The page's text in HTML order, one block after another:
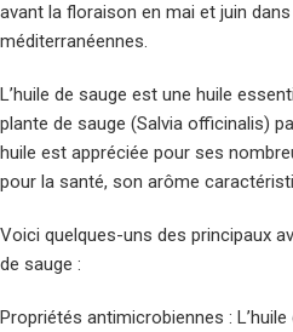
avant la floraison en mai et juin
méditerranéennes.
L’huile de sauge est une huile
plante de sauge (Salvia officinalis)
huile est appréciée pour ses
pour la santé, son arôme
Voici quelques-uns des principaux
de sauge :
Propriétés antimicrobiennes :